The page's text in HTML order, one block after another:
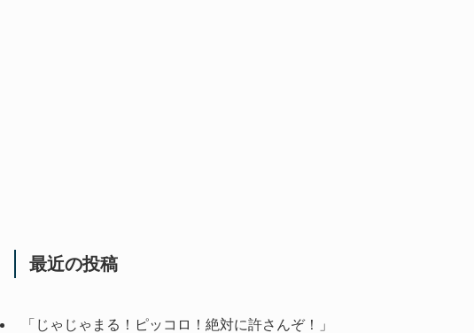
最近の投稿
「じゃじゃまる！ピッコロ！絶対に許さんぞ！」